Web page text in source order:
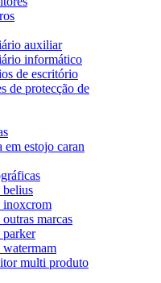
auxiliar
informático
de escritório
de protecção de
em estojo caran
belius
inoxcrom
marcas
parker
watermam
multi produto